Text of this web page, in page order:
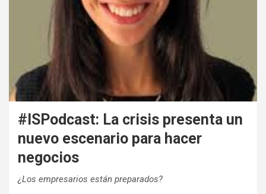
#ISPodcast: La crisis presenta un
nuevo escenario para hacer
negocios
¿Los empresarios están preparados?